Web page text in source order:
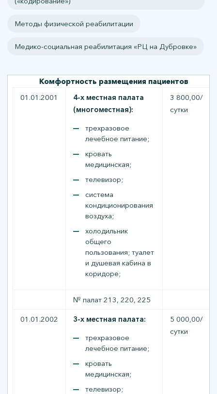
Методы физической реабилитации
Медико-социальная реабилитация «РЦ на Дубровке»
Комфортность размещения пациентов
01.01.2001
4-х местная палата
(многоместная):
трехразовое
лечебное питание;
кровать
медицинская;
телевизор;
система
кондиционирования
воздуха;
холодильник
общего
пользования; туалет
и душевая кабина в
коридоре;
3 800,00/
сутки
№ палат 213, 220, 225
01.01.2002
3-х местная палата:
трехразовое
лечебное питание;
кровать
медицинская;
телевизор;
5 000,00/
сутки